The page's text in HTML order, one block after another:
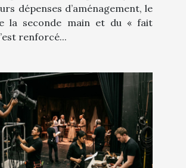
dépenses d’aménagement, le
la seconde main et du « fait
renforcé...